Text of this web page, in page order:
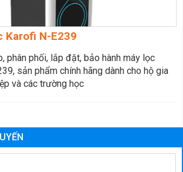
Karofi N-E239
phân phối, lắp đặt, bảo hành máy lọc
sản phẩm chính hãng dành cho hộ gia
và các trường học